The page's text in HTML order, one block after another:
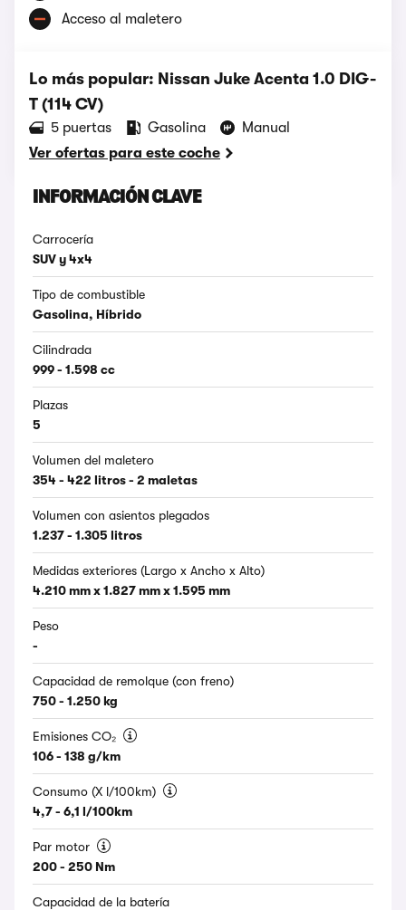
Acceso al maletero
Lo más popular: Nissan Juke Acenta 1.0 DIG-
T (114 CV)
5 puertas Gasolina
Manual
Ver ofertas para este coche
INFORMACIÓN CLAVE
Carrocería
SUV y 4x4
Tipo de combustible
Gasolina, Híbrido
Cilindrada
999 - 1.598 cc
Plazas
5
Volumen del maletero
354 - 422 litros - 2 maletas
Volumen con asientos plegados
1.237 - 1.305 litros
Medidas exteriores (Largo x Ancho x Alto)
4.210 mm x 1.827 mm x 1.595 mm
Peso
-
Capacidad de remolque (con freno)
750 - 1.250 kg
Emisiones CO₂
106 - 138 g/km
Consumo (X l/100km)
4,7 - 6,1 l/100km
Par motor
200 - 250 Nm
Capacidad de la batería